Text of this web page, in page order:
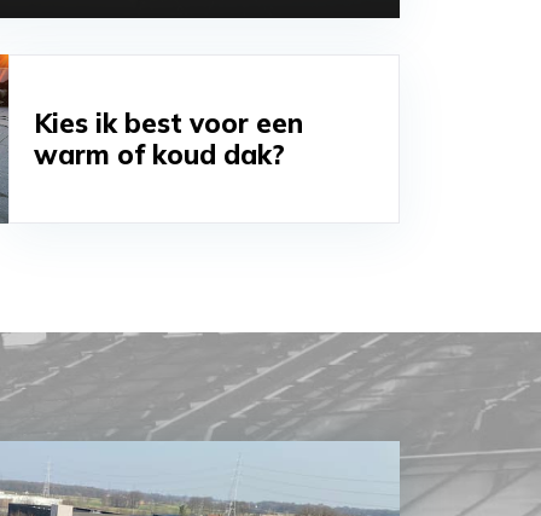
Kies ik best voor een
warm of koud dak?